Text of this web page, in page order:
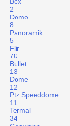
2
Dome
8
Panoramik
5
Flir
70
Bullet
13
Dome
12
Ptz Speeddome
11
Termal
34